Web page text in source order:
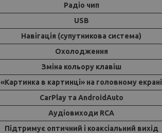
Радіо чип
USB
Навігація (супутникова система)
Охолодження
Зміна кольору клавіш
«Картинка в картинці» на головному екрані
CarPlay та AndroidAuto
Аудіовиходи RCA
Підтримує оптичний і коаксіальний вихід